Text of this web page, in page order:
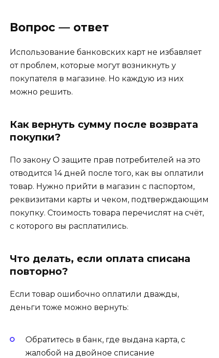
Вопрос — ответ
Использование банковских карт не избавляет
от проблем, которые могут возникнуть у
покупателя в магазине. Но каждую из них
можно решить.
Как вернуть сумму после возврата
покупки?
По закону О защите прав потребителей на это
отводится 14 дней после того, как вы оплатили
товар. Нужно прийти в магазин с паспортом,
реквизитами карты и чеком, подтверждающим
покупку. Стоимость товара перечислят на счёт,
с которого вы расплатились.
Что делать, если оплата списана
повторно?
Если товар ошибочно оплатили дважды,
деньги тоже можно вернуть:
Обратитесь в банк, где выдана карта, с
жалобой на двойное списание